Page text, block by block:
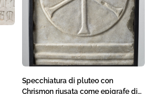
Specchiatura di pluteo con
Chrismon riusata come epigrafe di